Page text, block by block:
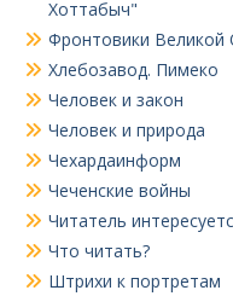
Хоттабыч"
Фронтовики Великой
Хлебозавод. Пимеко
Человек и закон
Человек и природа
Чехардаинформ
Чеченские войны
Читатель
Что читать?
Штрихи к портретам